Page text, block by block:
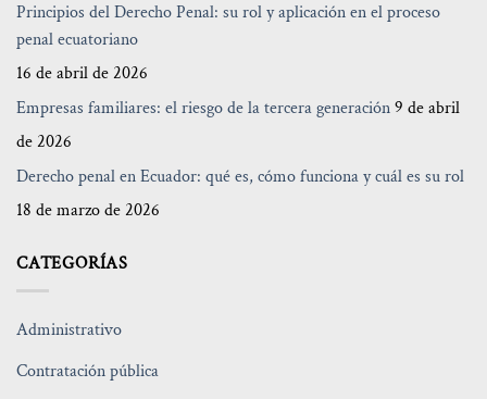
Principios del Derecho Penal: su rol y aplicación en el proceso
penal ecuatoriano
16 de abril de 2026
Empresas familiares: el riesgo de la tercera generación9 de abril
de 2026
Derecho penal en Ecuador: qué es, cómo funciona y cuál es su rol
18 de marzo de 2026
CATEGORÍAS
Administrativo
Contratación pública